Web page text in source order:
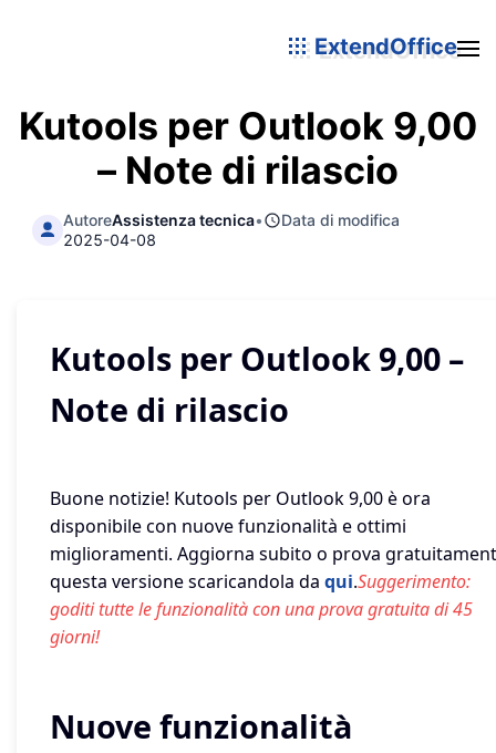
ExtendOffice
Kutools per Outlook 9,00
– Note di rilascio
AutoreAssistenza tecnica•
Data di modifica
2025-04-08
Kutools per Outlook 9,00 –
Note di rilascio
Buone notizie! Kutools per Outlook 9,00 è ora
disponibile con nuove funzionalità e ottimi
miglioramenti. Aggiorna subito o prova
questa versione scaricandola da qui.Suggerimento:
goditi tutte le funzionalità con una prova gratuita di 45
giorni!
Nuove funzionalità